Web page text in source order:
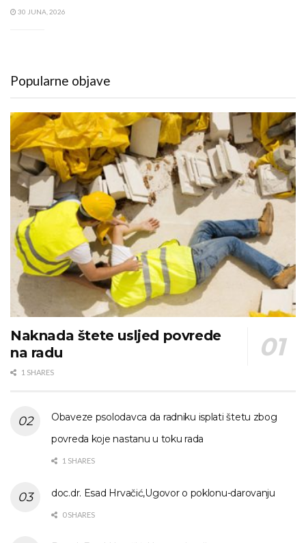
30 JUNA, 2026
Popularne objave
Naknada štete usljed povrede
na radu
1 SHARES
Obaveze psolodavca da radniku isplati štetu zbog
povreda koje nastanu u toku rada
1 SHARES
doc.dr. Esad Hrvačić,Ugovor o poklonu-darovanju
0 SHARES